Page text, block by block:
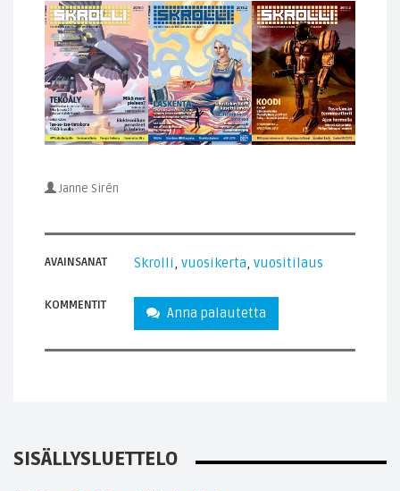
Janne Sirén
AVAINSANAT Skrolli, vuosikerta, vuositilaus
KOMMENTIT Anna palautetta
SISÄLLYSLUETTELO